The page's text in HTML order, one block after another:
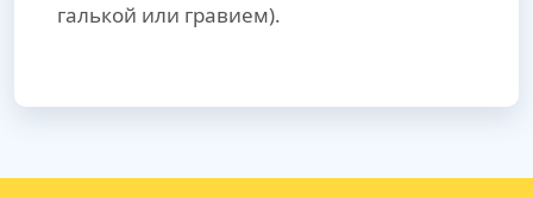
галькой или гравием).